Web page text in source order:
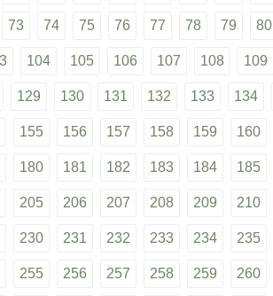
73 74 75 76 77 78 79 80
104 105 106 107 108 109
129 130 131 132 133 134
155 156 157 158 159 160
180 181 182 183 184 185
205 206 207 208 209 210
230 231 232 233 234 235
255 256 257 258 259 260